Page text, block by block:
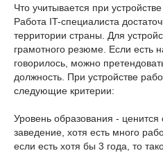
Что учитывается при
Работа IT-специалиста
территории страны. Для
грамотного резюме. Если есть
говорилось, можно
должность. При устройстве
следующие критерии:
Уровень образования -
заведение, хотя есть много
если есть хотя бы 3 года, то